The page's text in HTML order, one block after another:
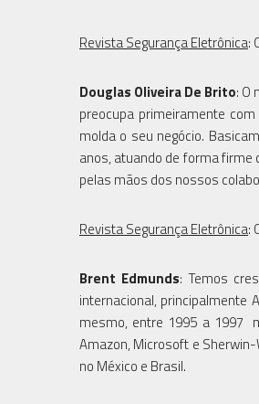
Revista Segurança Eletrônica:
Douglas Oliveira De Brito: O
preocupa primeiramente
molda o seu negócio.
anos, atuando de forma firme
pelas mãos dos nossos
Revista Segurança Eletrônica:
Brent Edmunds: Temos
internacional, principalmente
mesmo, entre 1995 a 1997
Amazon, Microsoft e
no México e Brasil.